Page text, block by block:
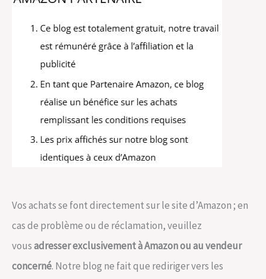
Vos achats se font directement sur le site d’Amazon ; en
cas de problème ou de réclamation, veuillez
vousadresser exclusivement à Amazon ou au vendeur
concerné. Notre blog ne fait que rediriger vers les